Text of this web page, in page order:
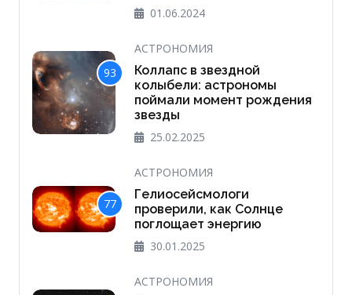
01.06.2024
93
АСТРОНОМИЯ
Коллапс в звездной
колыбели: астрономы
поймали момент рождения
звезды
25.02.2025
77
АСТРОНОМИЯ
Гелиосейсмологи
проверили, как Солнце
поглощает энергию
30.01.2025
АСТРОНОМИЯ